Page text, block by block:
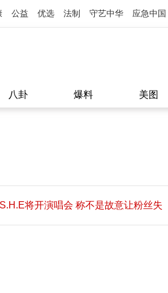
公益 优选 法制 守艺中华 应急中国
八卦 爆料 美图
将开演唱会 称不是故意让粉丝失